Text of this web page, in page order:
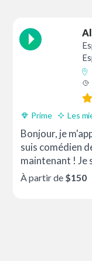
Prime Les
Bonjour, je
suis comédien
maintenant ! Je
À partir de $150